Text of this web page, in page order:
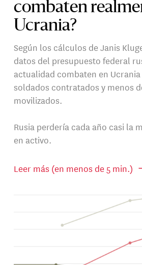
combaten
Ucrania?
Según los cálculos de Janis
datos del presupuesto federal
actualidad combaten en
soldados contratados y menos
movilizados.
Rusia perdería cada año casi la
en activo.
Leer más (en menos de 5 min.)